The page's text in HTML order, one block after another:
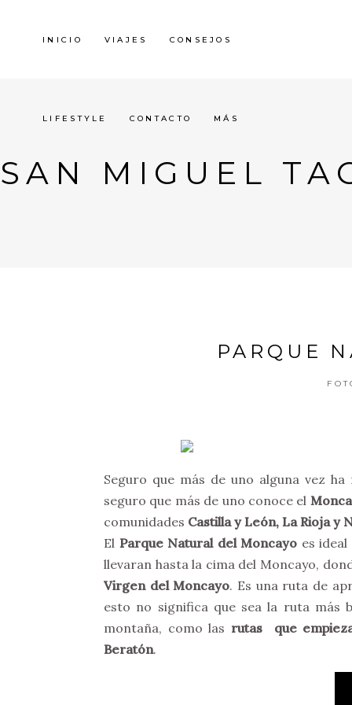
INICIO VIAJES CONSEJOS
LIFESTYLE CONTACTO MÁS
SAN MIGUEL
PARQUE
Seguro que más de uno alguna vez
seguro que más de uno conoce el
comunidades Castilla y León, La Rioja y
El Parque Natural del Moncayo es
llevaran hasta la cima del Moncayo,
Virgen del Moncayo. Es una ruta de
esto no significa que sea la ruta más
montaña, como las rutas que
Beratón.